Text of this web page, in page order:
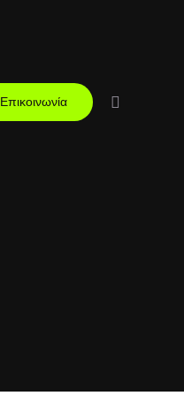
Επικοινωνία